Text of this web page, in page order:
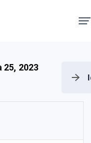
25, 2023